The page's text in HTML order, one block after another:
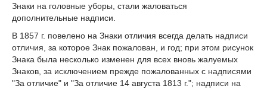
Знаки на головные уборы, стали жаловаться
дополнительные надписи.
В 1857 г. повелено на Знаки отличия всегда делать надписи
отличия, за которое Знак пожалован, и год; при этом рисунок
Знака была несколько изменен для всех вновь жалуемых
Знаков, за исключением прежде пожалованных с надписями
"За отличие" и "За отличие 14 августа 1813 г."; надписи на